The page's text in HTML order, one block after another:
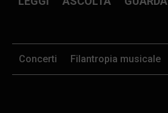
Concerti Filantropia musicale